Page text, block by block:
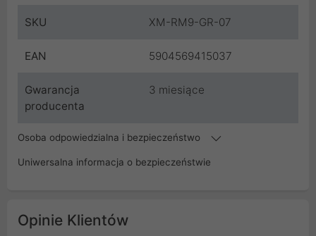
SKU XM-RM9-GR-07
EAN 5904569415037
Gwarancja
producenta
3 miesiące
Osoba odpowiedzialna i bezpieczeństwo
Uniwersalna informacja o bezpieczeństwie
Opinie Klientów